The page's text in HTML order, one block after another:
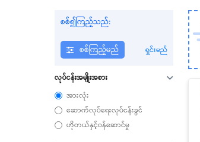
စစ်၍ကြည့်သည်:
စစ်ကြည့်မည် ရှင်းမည်
လုပ်ငန်းအမျိုးအစား
အားလုံး
ဆောက်လုပ်ရေးလုပ်ငန်းခွင်
ဟိုတယ်နှင့်ဝန်ဆောင်မှု